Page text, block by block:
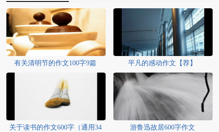
有关清明节的作文100字9篇 平凡的感动作文【荐】
关于读书的作文600字（通用34 游鲁迅故居600字作文